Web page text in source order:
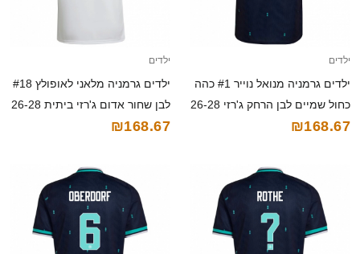
ילדים
ילדים גרמניה מנואל נוייר #1 כהה
כחול שמיים לבן הרחק ג'רזי 26-28
חולצה קצרה
₪168.67
ילדים
ילדים גרמניה מלאני לאופולץ #18
לבן שחור אדום ג'רזי ביתית 26-28
חולצה קצרה
₪168.67